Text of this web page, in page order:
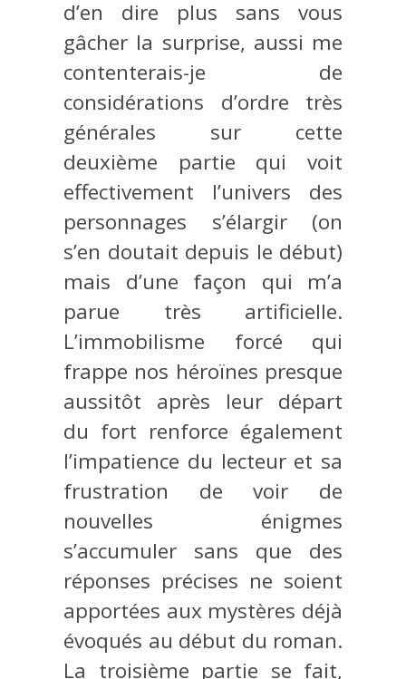
d’en dire plus sans vous
gâcher la surprise, aussi me
contenterais-je de
considérations d’ordre très
générales sur cette
deuxième partie qui voit
effectivement l’univers des
personnages s’élargir (on
s’en doutait depuis le début)
mais d’une façon qui m’a
parue très artificielle.
L’immobilisme forcé qui
frappe nos héroïnes presque
aussitôt après leur départ
du fort renforce également
l’impatience du lecteur et sa
frustration de voir de
nouvelles énigmes
s’accumuler sans que des
réponses précises ne soient
apportées aux mystères déjà
évoqués au début du roman.
La troisième partie se fait,